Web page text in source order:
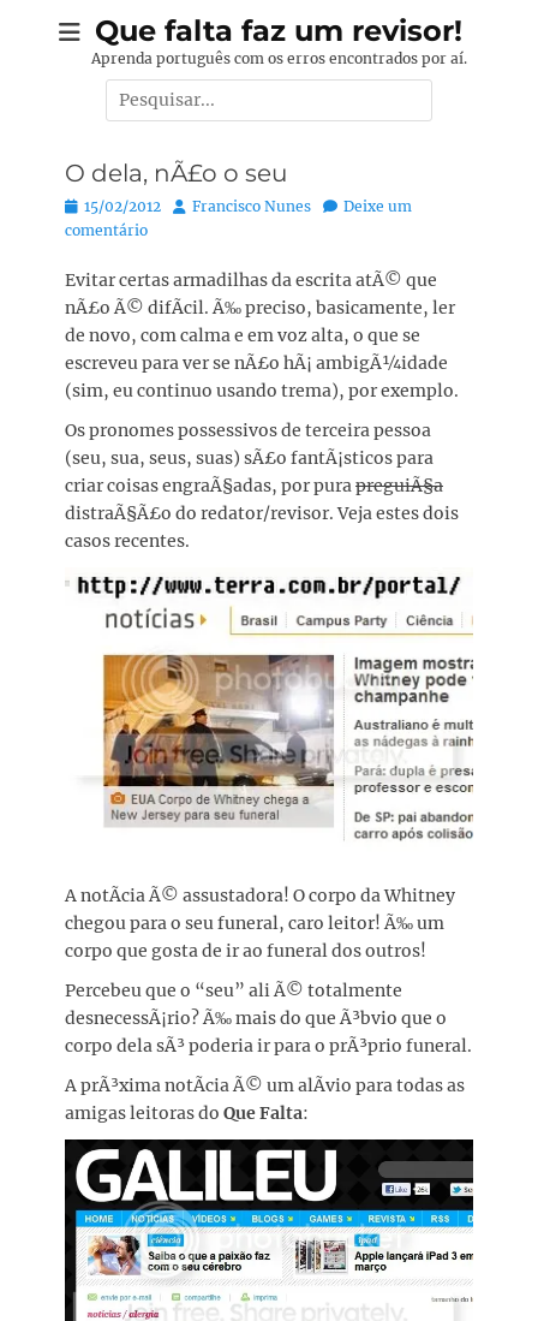
Que falta faz um revisor!
Aprenda português com os erros encontrados por aí.
Pesquisar
por:
O dela, nÃ£o o seu
Posted
on
15/02/2012 Autor:
Francisco Nunes
Deixe um
comentário
Evitar certas armadilhas da escrita atÃ© que
nÃ£o Ã© difÃ­cil. Ã‰ preciso, basicamente, ler
de novo, com calma e em voz alta, o que se
escreveu para ver se nÃ£o hÃ¡ ambigÃ¼idade
(sim, eu continuo usando trema), por exemplo.
Os pronomes possessivos de terceira pessoa
(seu, sua, seus, suas) sÃ£o fantÃ¡sticos para
criar coisas engraÃ§adas, por purapreguiÃ§a
distraÃ§Ã£o do redator/revisor. Veja estes dois
casos recentes.
A notÃ­cia Ã© assustadora! O corpo da Whitney
chegou para o seu funeral, caro leitor! Ã‰ um
corpo que gosta de ir ao funeral dos outros!
Percebeu que o “seu” ali Ã© totalmente
desnecessÃ¡rio? Ã‰ mais do que Ã³bvio que o
corpo dela sÃ³ poderia ir para o prÃ³prio funeral.
A prÃ³xima notÃ­cia Ã© um alÃ­vio para todas as
amigas leitoras do Que Falta: